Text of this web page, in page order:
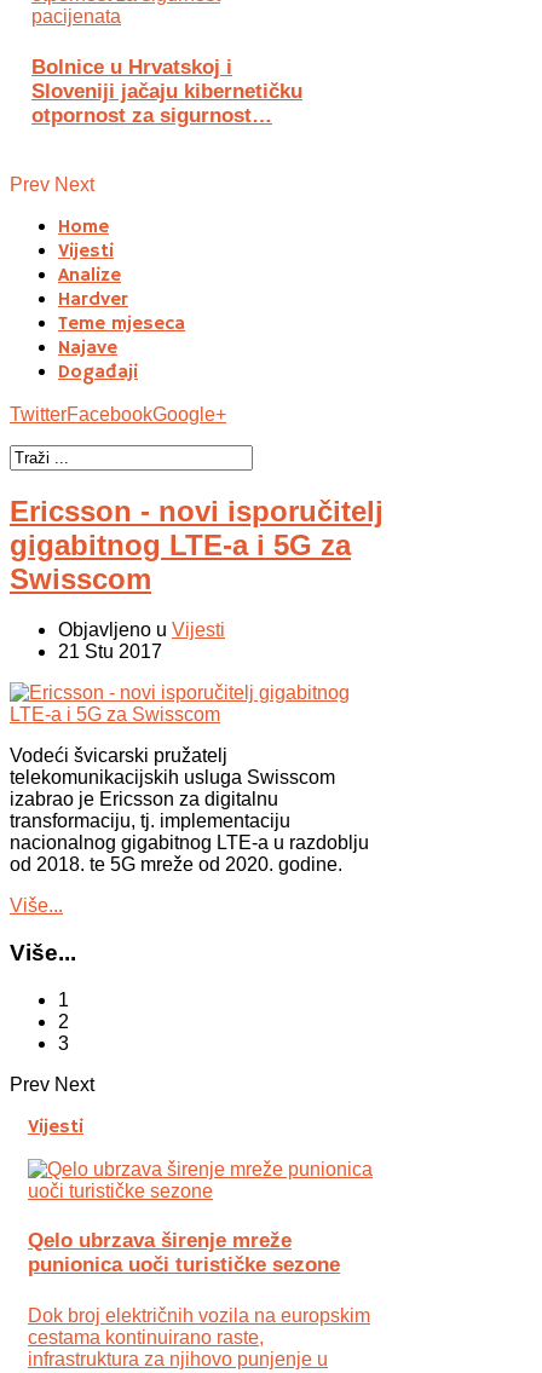
Bolnice u Hrvatskoj i
Sloveniji jačaju kibernetičku
otpornost za sigurnost…
Prev Next
Home
Vijesti
Analize
Hardver
Teme mjeseca
Najave
Događaji
TwitterFacebookGoogle+
Ericsson - novi isporučitelj
gigabitnog LTE-a i 5G za
Swisscom
Objavljeno u Vijesti
21 Stu 2017
Vodeći švicarski pružatelj
telekomunikacijskih usluga Swisscom
izabrao je Ericsson za digitalnu
transformaciju, tj. implementaciju
nacionalnog gigabitnog LTE-a u razdoblju
od 2018. te 5G mreže od 2020. godine.
Više...
Više...
1
2
3
Prev Next
Vijesti
Qelo ubrzava širenje mreže
punionica uoči turističke sezone
Dok broj električnih vozila na europskim
cestama kontinuirano raste,
infrastruktura za njihovo punjenje u